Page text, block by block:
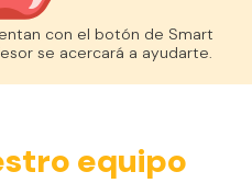
con el botón de Smart
se acercará a ayudarte.
equipo